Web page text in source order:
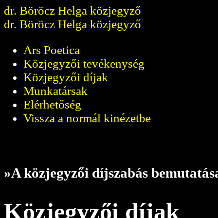
dr. Böröcz Helga közjegyző
dr. Böröcz Helga közjegyző
Ars Poetica
Közjegyzői tevékenység
Közjegyzői díjak
Munkatársak
Elérhetőség
Vissza a normál kinézetbe
»A közjegyzői díjszabás
Közjegyzői díjak